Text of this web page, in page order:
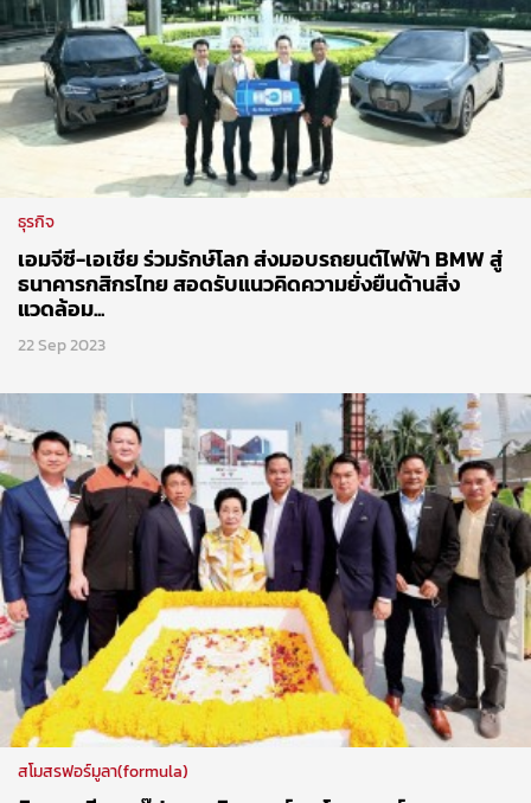
ธุรกิจ
เอมจีซี-เอเชีย ร่วมรักษ์โลก ส่งมอบรถยนต์ไฟฟ้า BMW สู่
ธนาคารกสิกรไทย สอดรับแนวคิดความยั่งยืนด้านสิ่ง
แวดล้อม...
22 Sep 2023
สโมสรฟอร์มูลา(formula)